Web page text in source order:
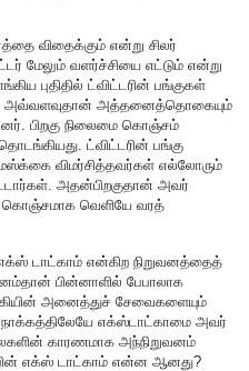
விதைக்கும் என்று சிலர்
மேலும் வளர்ச்சியை எட்டும் என்று
புதிதில் ட்விட்டரின் பங்குகள்
அவ்வளவுதான் அத்தனைத்தொகையும்
பிறகு நிலைமை கொஞ்சம்
ட்விட்டரின் பங்கு
விமர்சித்தவர்கள் எல்லோரும்
அதன்பிறகுதான் அவர்
வெளியே வரத்
எக்ஸ் டாட்காம் என்கிற நிறுவனத்தைத்
பின்னாளில் பேபாலாக
அனைத்துச் சேவைகளையும்
எக்ஸ்டாட்காமை அவர்
காரணமாக அந்நிறுவனம்
எக்ஸ் டாட்காம் என்ன ஆனது?